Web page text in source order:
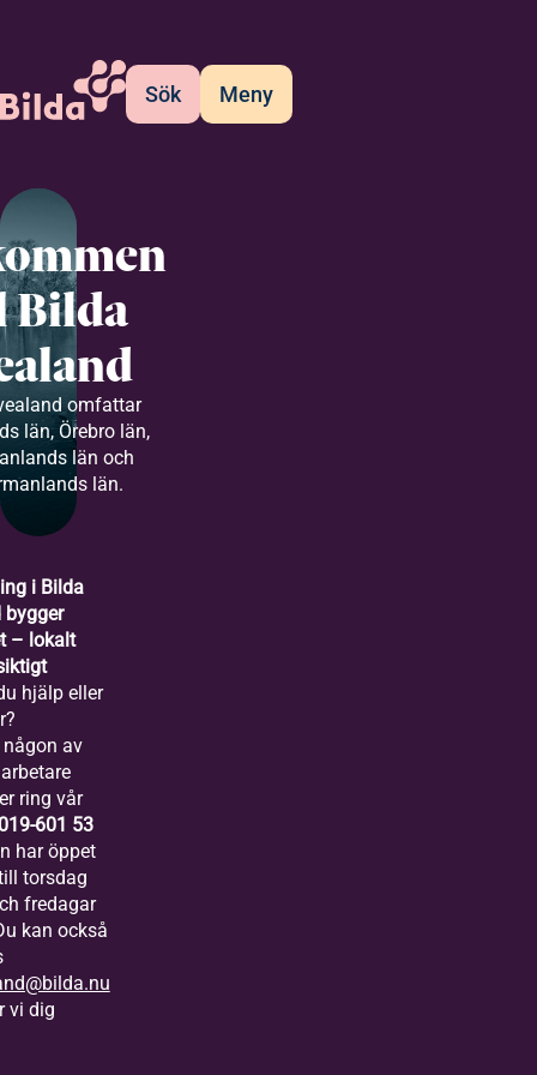
Sök Meny
Bilda
omfattar
län, Örebro län,
län och
län.
i Bilda
bygger
– lokalt
hjälp eller
av
ring vår
601 53
har öppet
torsdag
fredagar
kan också
vi dig